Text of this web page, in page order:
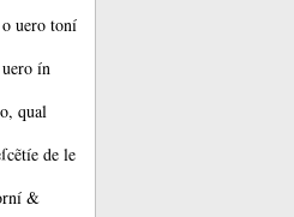
uero toní
ín
qual
de le
&